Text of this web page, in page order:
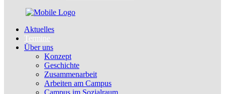
Aktuelles
Termine
Über uns
Konzept
Geschichte
Zusammenarbeit
Arbeiten am Campus
Campus im Sozialraum